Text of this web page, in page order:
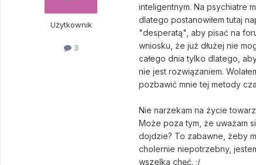
Użytkownik
3
inteligentnym. Na psychiatre
dlatego postanowiłem tutaj
"desperatą", aby pisać na
wniosku, że już dłużej nie
całego dnia tylko dlatego,
nie jest rozwiązaniem.
pozbawić mnie tej metody
Nie narzekam na życie
Może poza tym, że uważam
dojdzie? To zabawne, żeby
cholernie niepotrzebny,
wszelką chęć. ;/